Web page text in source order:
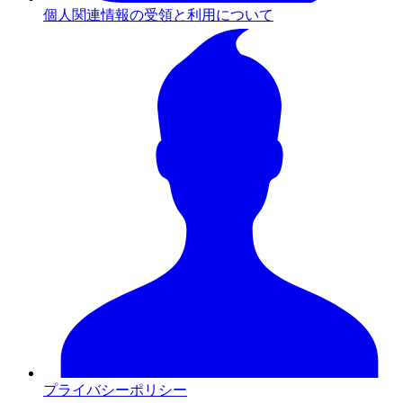
個人関連情報の受領と利用について
プライバシーポリシー